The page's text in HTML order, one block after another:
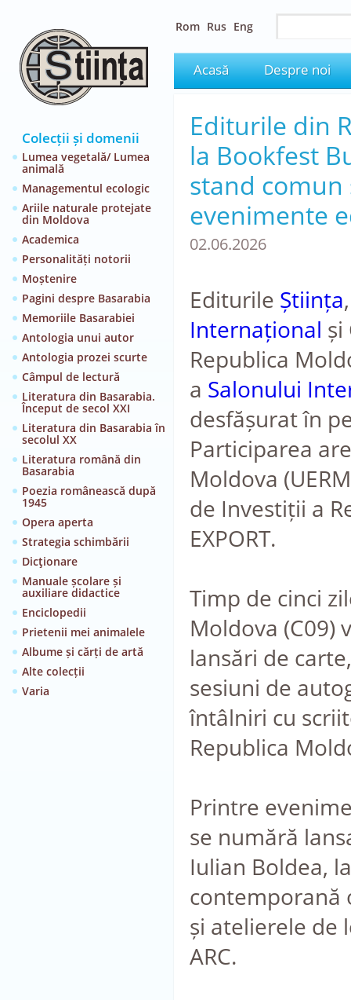
Colecții și domenii
Lumea vegetală/ Lumea
animală
Managementul ecologic
Ariile naturale protejate
din Moldova
Academica
Personalități notorii
Moștenire
Pagini despre Basarabia
Memoriile Basarabiei
Antologia unui autor
Antologia prozei scurte
Câmpul de lectură
Literatura din Basarabia.
Început de secol XXI
Literatura din Basarabia în
secolul XX
Literatura română din
Basarabia
Poezia românească după
1945
Opera aperta
Strategia schimbării
Dicţionare
Manuale școlare și
auxiliare didactice
Enciclopedii
Prietenii mei animalele
Albume și cărți de artă
Alte colecții
Varia
Rom Rus Eng
Acasă Despre noi
Editurile din
la Bookfest
stand comun
evenimente
02.06.2026
Editurile Știința
Internațional și
Republica
a Salonului
desfășurat în
Participarea
Moldova
de Investiții a
EXPORT.
Timp de cinci
Moldova (C09)
lansări de
sesiuni de
întâlniri cu
Republica
Printre
se numără
Iulian Boldea,
contemporană
și atelierele de
ARC.